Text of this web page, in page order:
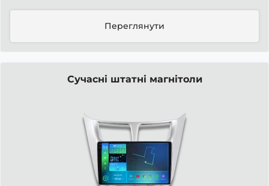
Переглянути
Сучасні штатні магнітоли